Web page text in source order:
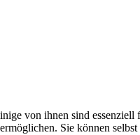
von ihnen sind
Sie können